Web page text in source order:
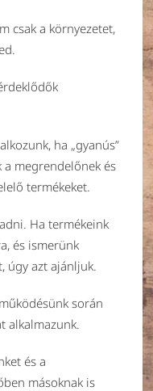
csak a környezetet,
ha „gyanús”
a megrendelőnek és
termékeket.
Ha termékeink
és ismerünk
úgy azt ajánljuk.
során
alkalmazunk.
és a
másoknak is